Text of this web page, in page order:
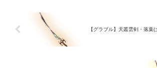
【グラブル】天叢雲剣・落葉